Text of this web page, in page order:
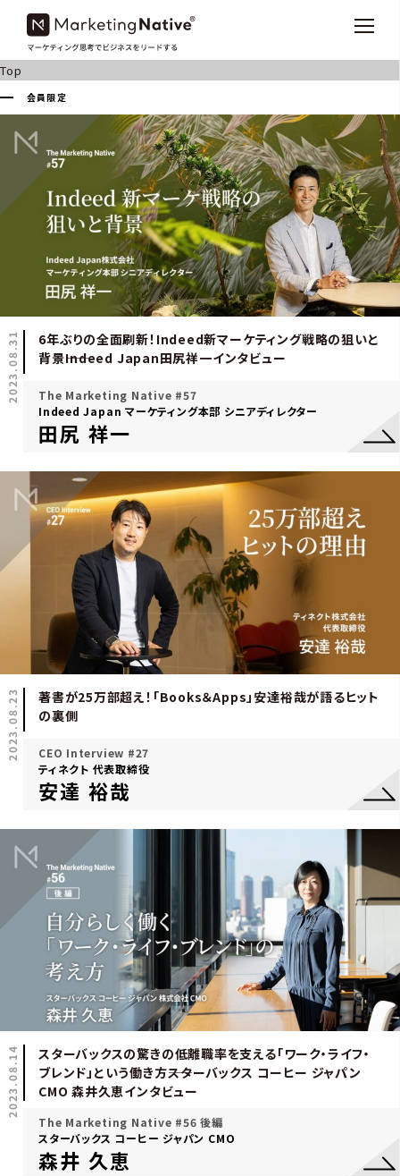
Top
会員限定
2023.08.31
6年ぶりの全面刷新！Indeed新マーケティング戦略の狙いと
背景――Indeed Japan田尻祥一インタビュー
The Marketing Native #57
Indeed Japan マーケティング本部 シニアディレクター
田尻 祥一
2023.08.23
著書が25万部超え！「Books＆Apps」安達裕哉が語るヒット
の裏側
CEO Interview #27
ティネクト 代表取締役
安達 裕哉
2023.08.14
スターバックスの驚きの低離職率を支える「ワーク・ライフ・
ブレンド」という働き方――スターバックス コーヒー ジャパン
CMO 森井久恵インタビュー
The Marketing Native #56 後編
スターバックス コーヒー ジャパン CMO
森井 久恵